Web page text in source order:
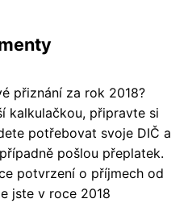
přiznání za rok 2018?
kalkulačkou, připravte si
potřebovat svoje DIČ a
pošlou přeplatek.
potvrzení o příjmech od
jste v roce 2018